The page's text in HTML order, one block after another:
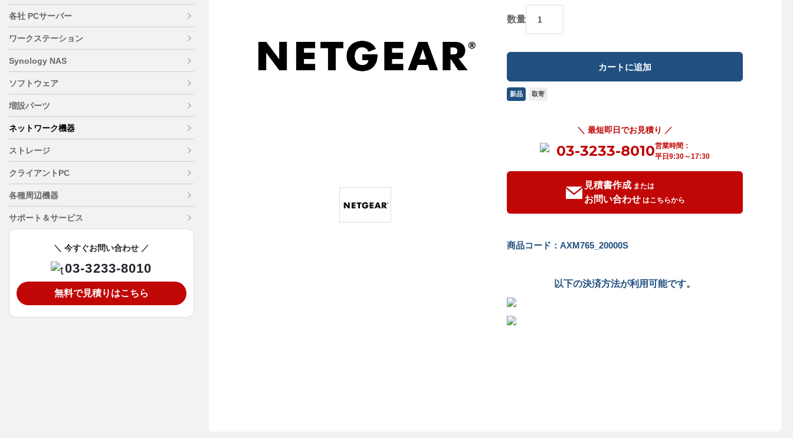
数量
新品 取寄
＼ 最短即日でお見積り ／
03-3233-8010営業時間：
平日9:30～17:30
見積書作成 または
お問い合わせ はこちらから
商品コード：AXM765_20000S
以下の決済方法が利用可能です。
各社 PCサーバー
ワークステーション
Synology NAS
ソフトウェア
増設パーツ
ネットワーク機器
ストレージ
クライアントPC
各種周辺機器
サポート＆サービス
＼ 今すぐお問い合わせ ／
03-3233-8010
無料で見積りはこちら